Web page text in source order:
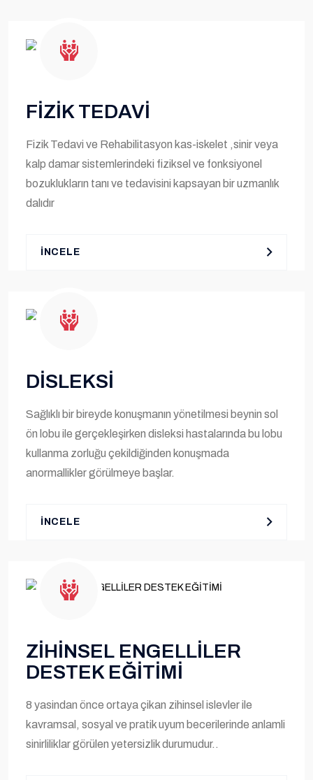
FİZİK TEDAVİ
Fizik Tedavi ve Rehabilitasyon kas-iskelet ,sinir veya
kalp damar sistemlerindeki fiziksel ve fonksiyonel
bozuklukların tanı ve tedavisini kapsayan bir uzmanlık
dalıdır
İNCELE
DİSLEKSİ
Sağlıklı bir bireyde konuşmanın yönetilmesi beynin sol
ön lobu ile gerçekleşirken disleksi hastalarında bu lobu
kullanma zorluğu çekildiğinden konuşmada
anormallikler görülmeye başlar.
İNCELE
ZİHİNSEL ENGELLİLER
DESTEK EĞİTİMİ
8 yasindan önce ortaya çikan zihinsel islevler ile
kavramsal, sosyal ve pratik uyum becerilerinde anlamli
sinirliliklar görülen yetersizlik durumudur..